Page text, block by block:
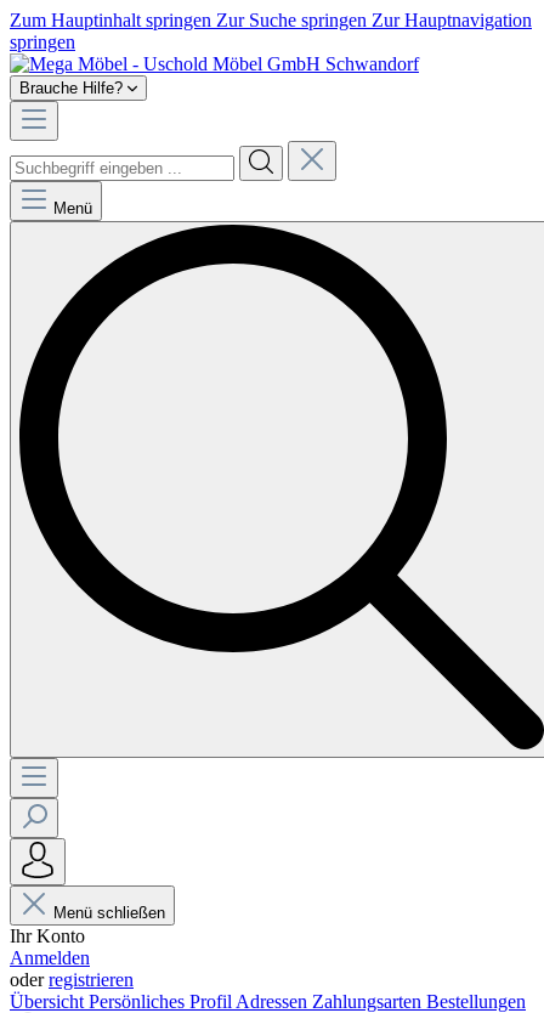
Zum Hauptinhalt springen Zur Suche springen Zur Hauptnavigation
springen
Brauche Hilfe?
Menü
Menü schließen
Ihr Konto
Anmelden
oderregistrieren
Übersicht Persönliches Profil Adressen Zahlungsarten Bestellungen